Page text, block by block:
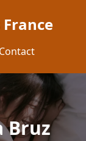
Contact
Bruz